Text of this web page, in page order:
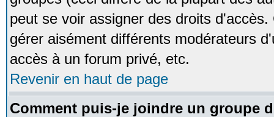
peut se voir assigner des droits
gérer aisément différents modérateurs
accès à un forum privé, etc.
Revenir en haut de page
Comment puis-je joindre un groupe